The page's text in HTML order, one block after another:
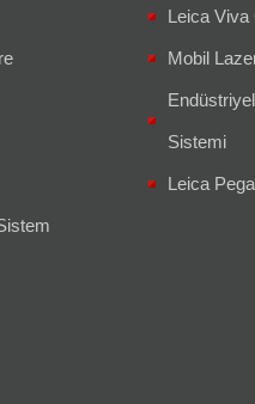
Leica Viva
Mobil
Sistemi
Leica